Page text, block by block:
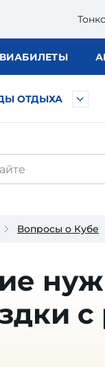
БИЛЕТЫ
ОТДЫХА
Вопросы о Кубе